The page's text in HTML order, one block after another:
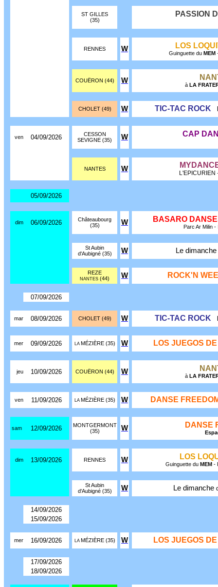
ST GILLES
(35)
PASSION
RENNES W LOS
Guinguette du MEM-
COUËRON (44) W
à LA
CHOLET (49) W TIC-TAC ROCK
ven 04/09/2026
CESSON
SEVIGNE (35)
W CAP
NANTES W
L'EPICURIEN
05/09/2026
dim 06/09/2026
Châteaubourg
(35)
W BASARO
Parc Ar Milin
St Aubin
d'Aubigné (35)
W Le dimanche
REZE
NANTES (44) W ROCK'N
07/09/2026
mar 08/09/2026 CHOLET (49) W TIC-TAC ROCK
mer 09/09/2026 LA MÉZIÈRE (35) W LOS JUEGOS
jeu 10/09/2026 COUËRON (44) W
à LA
ven 11/09/2026 LA MÉZIÈRE (35) W DANSE
sam 12/09/2026
MONTGERMONT
(35)
W DANSE
dim 13/09/2026 RENNES W LOS
Guinguette du MEM -
St Aubin
d'Aubigné (35)
W Le dimanche
14/09/2026
15/09/2026
mer 16/09/2026 LA MÉZIÈRE (35) W LOS JUEGOS
17/09/2026
18/09/2026